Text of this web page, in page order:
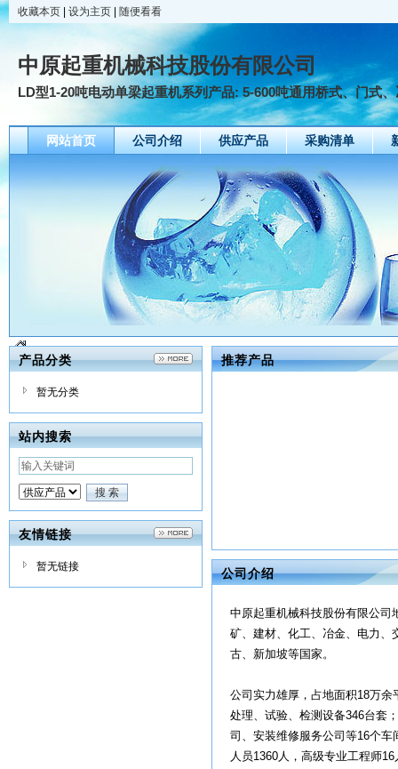
收藏本页 设为主页 随便看看
中原起重机械科技股份有限公司
LD型1-20吨电动单梁起重机系列产品: 5-600吨通用桥式、门式
网站首页 公司介绍 供应产品 采购清单
产品分类
暂无分类
站内搜索
友情链接
暂无链接
推荐产品
公司介绍
中原起重机械科技股份有限公司
矿、建材、化工、冶金、电力、
古、新加坡等国家。
公司实力雄厚，占地面积18万
处理、试验、检测设备346台套
司、安装维修服务公司等16个
人员1360人，高级专业工程师